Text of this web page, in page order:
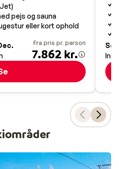
pejs og sauna
eller kort ophold
Fra pris pr. person
7.862 kr.